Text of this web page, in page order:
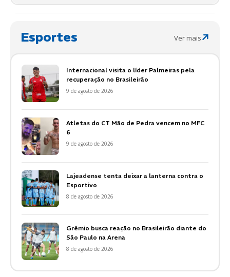
Esportes Ver mais
Internacional visita o líder Palmeiras pela
recuperação no Brasileirão
9 de agosto de 2026
Atletas do CT Mão de Pedra vencem no MFC
6
9 de agosto de 2026
Lajeadense tenta deixar a lanterna contra o
Esportivo
8 de agosto de 2026
Grêmio busca reação no Brasileirão diante do
São Paulo na Arena
8 de agosto de 2026